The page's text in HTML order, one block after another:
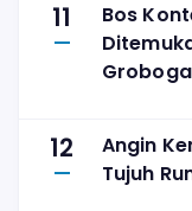
11
Bos
12
Angin
Tujuh